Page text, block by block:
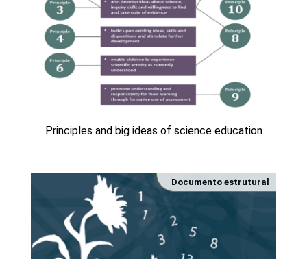
Principles and big ideas of science education
Documento estrutural